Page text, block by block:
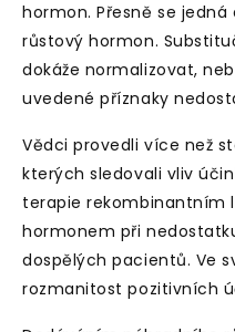
hormon. Přesně se
růstový hormon.
dokáže normalizovat,
uvedené příznaky
Vědci provedli více než
kterých sledovali vliv
terapie rekombinantním
hormonem při
dospělých pacientů. Ve
rozmanitost pozitivních